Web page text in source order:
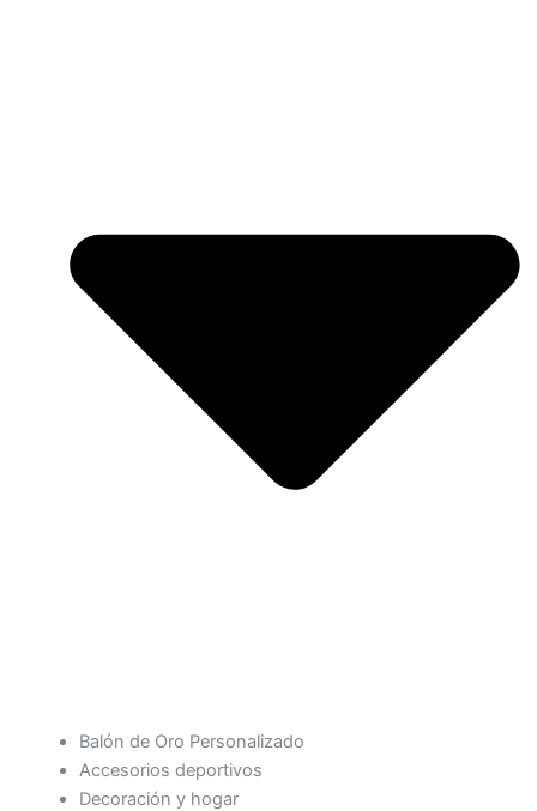
Balón de Oro Personalizado
Accesorios deportivos
Decoración y hogar